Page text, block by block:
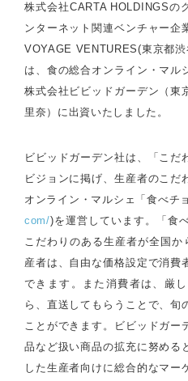
株式会社CARTA HOLDINGSの
ンターネット関連ベンチャー企
VOYAGE VENTURES(東京都
は、食の総合オンライン・マル
株式会社ビビッドガーデン（東
里奈）に出資いたしました。
ビビッドガーデン社は、「こだ
ビジョンに掲げ、生産者のこだ
オンライン・マルシェ「食べチ
com/)を運営しています。「食
こだわりのある生産者が全国
産者は、自由な価格設定で消費
できます。また消費者は、厳
ら、直送してもらうことで、旬
ことができます。ビビッドガー
品など扱い商品の拡充に努める
した生産者向けに総合的なマー